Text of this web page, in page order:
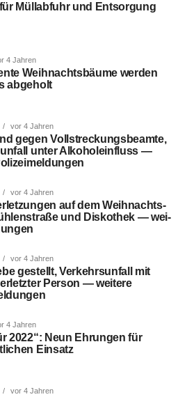
Müll­ab­fuhr und Ent­sor­gung
4 Jahren
Weih­nachts­bäu­me wer­den
abgeholt
vor 4 Jahren
gegen Voll­stre­ckungs­be­am­te,
unter Alko­hol­ein­fluss —
vor 4 Jahren
auf dem Weih­nachts­
und Dis­ko­thek — wei­
vor 4 Jahren
gestellt, Ver­kehrs­un­fall mit
Per­son — wei­te­re
4 Jahren
2022“: Neun Ehrun­gen für
Einsatz
vor 4 Jahren